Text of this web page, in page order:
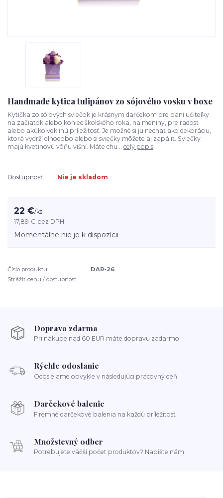
Handmade kytica tulipánov zo sójového vosku v boxe
Kytička zo sójových sviečok je krásnym darčekom pre pani učiteľky
na začiatok alebo koniec školského roka, na meniny, pre radosť
alebo akúkoľvek inú príležitosť. Je možné si ju nechať ako dekoráciu,
ktorá vydrží dlhodobo alebo si sviečky môžete aj zapáliť. Sviečky
majú kvetinovú vôňu višní. Máte chu... celý popis
Dostupnosť Nie je skladom
22 €/ks
17,89 € bez DPH
Momentálne nie je k dispozícii
Číslo produktu:
DAR-26
Strážiť cenu / dostupnosť
Doprava zdarma
Pri nákupe nad 60 EUR máte dopravu zadarmo
Rýchle odoslanie
Odosielame obvykle v následujúci pracovný deň
Darčekové balenie
Firemné darčekové balenia na každú príležitosť
Množstevný odber
Potrebujete väčší počet produktov? Napíšte nám